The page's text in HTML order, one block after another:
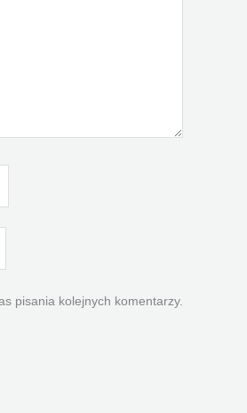
pisania kolejnych komentarzy.